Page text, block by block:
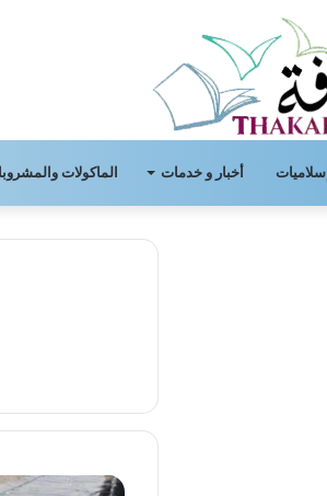
إسلاميات أخبار و خدمات الماكولات